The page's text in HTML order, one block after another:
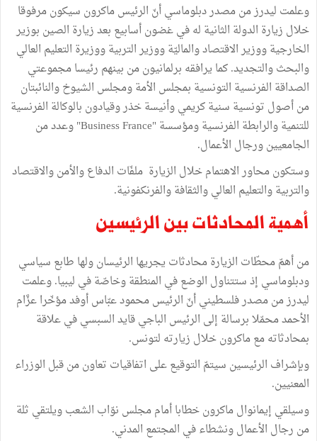
وعلمت ليدرز من مصدر دبلوماسي أنّ الرئيس ماكرون سيكون مرفوقا
خلال زيارة الدولة الثانية له في غضون أسابيع بعد زيارة الصين بوزير
الخارجية ووزير الاقتصاد والماليّة ووزير التربية ووزيرة التعليم العالي
والبحث والتجديد. كما يرافقه برلمانيون من بينهم رئيسا مجموعتي
الصداقة الفرنسية التونسية بمجلس الأمة ومجلس الشيوخ والنائبتان
من أصول تونسية سنية كريمي وأنيسة خذر وقيادون بالوكالة الفرنسية
للتنمية والرابطة الفرنسية ومؤسسة "Business France" وعدد من
الجامعيين ورجال الأعمال.
وستكون محاور الاهتمام خلال الزيارة ملفّات الدفاع والأمن والاقتصاد
والتربية والتعليم العالي والثقافة والفرنكفونية.
أهمية المحادثات بين الرئيسين
من أهمّ محطّات الزيارة محادثات يجريها الرئيسان ولها طابع سياسي
ودبلوماسي إذ ستتناول الوضع في المنطقة وخاصّة في ليبيا. وعلمت
ليدرز من مصدر فلسطيني أنّ الرئيس محمود عبّاس أوفد مؤخّرا عزَّام
الأحمد محمّلا برسالة إلى الرئيس الباجي قايد السبسي في علاقة
بمحادثاته مع ماكرون خلال زيارته لتونس.
وبإشراف الرئيسين سيتمّ التوقيع على اتفاقيات تعاون من قبل الوزراء
المعنيين.
وسيلقي إيمانوال ماكرون خطابا أمام مجلس نوّاب الشعب ويلتقي ثلة
من رجال الأعمال ونشطاء في المجتمع المدني.